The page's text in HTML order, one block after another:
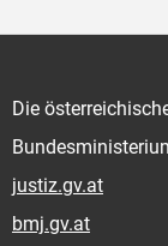
Die
justiz.gv.at
bmj.gv.at